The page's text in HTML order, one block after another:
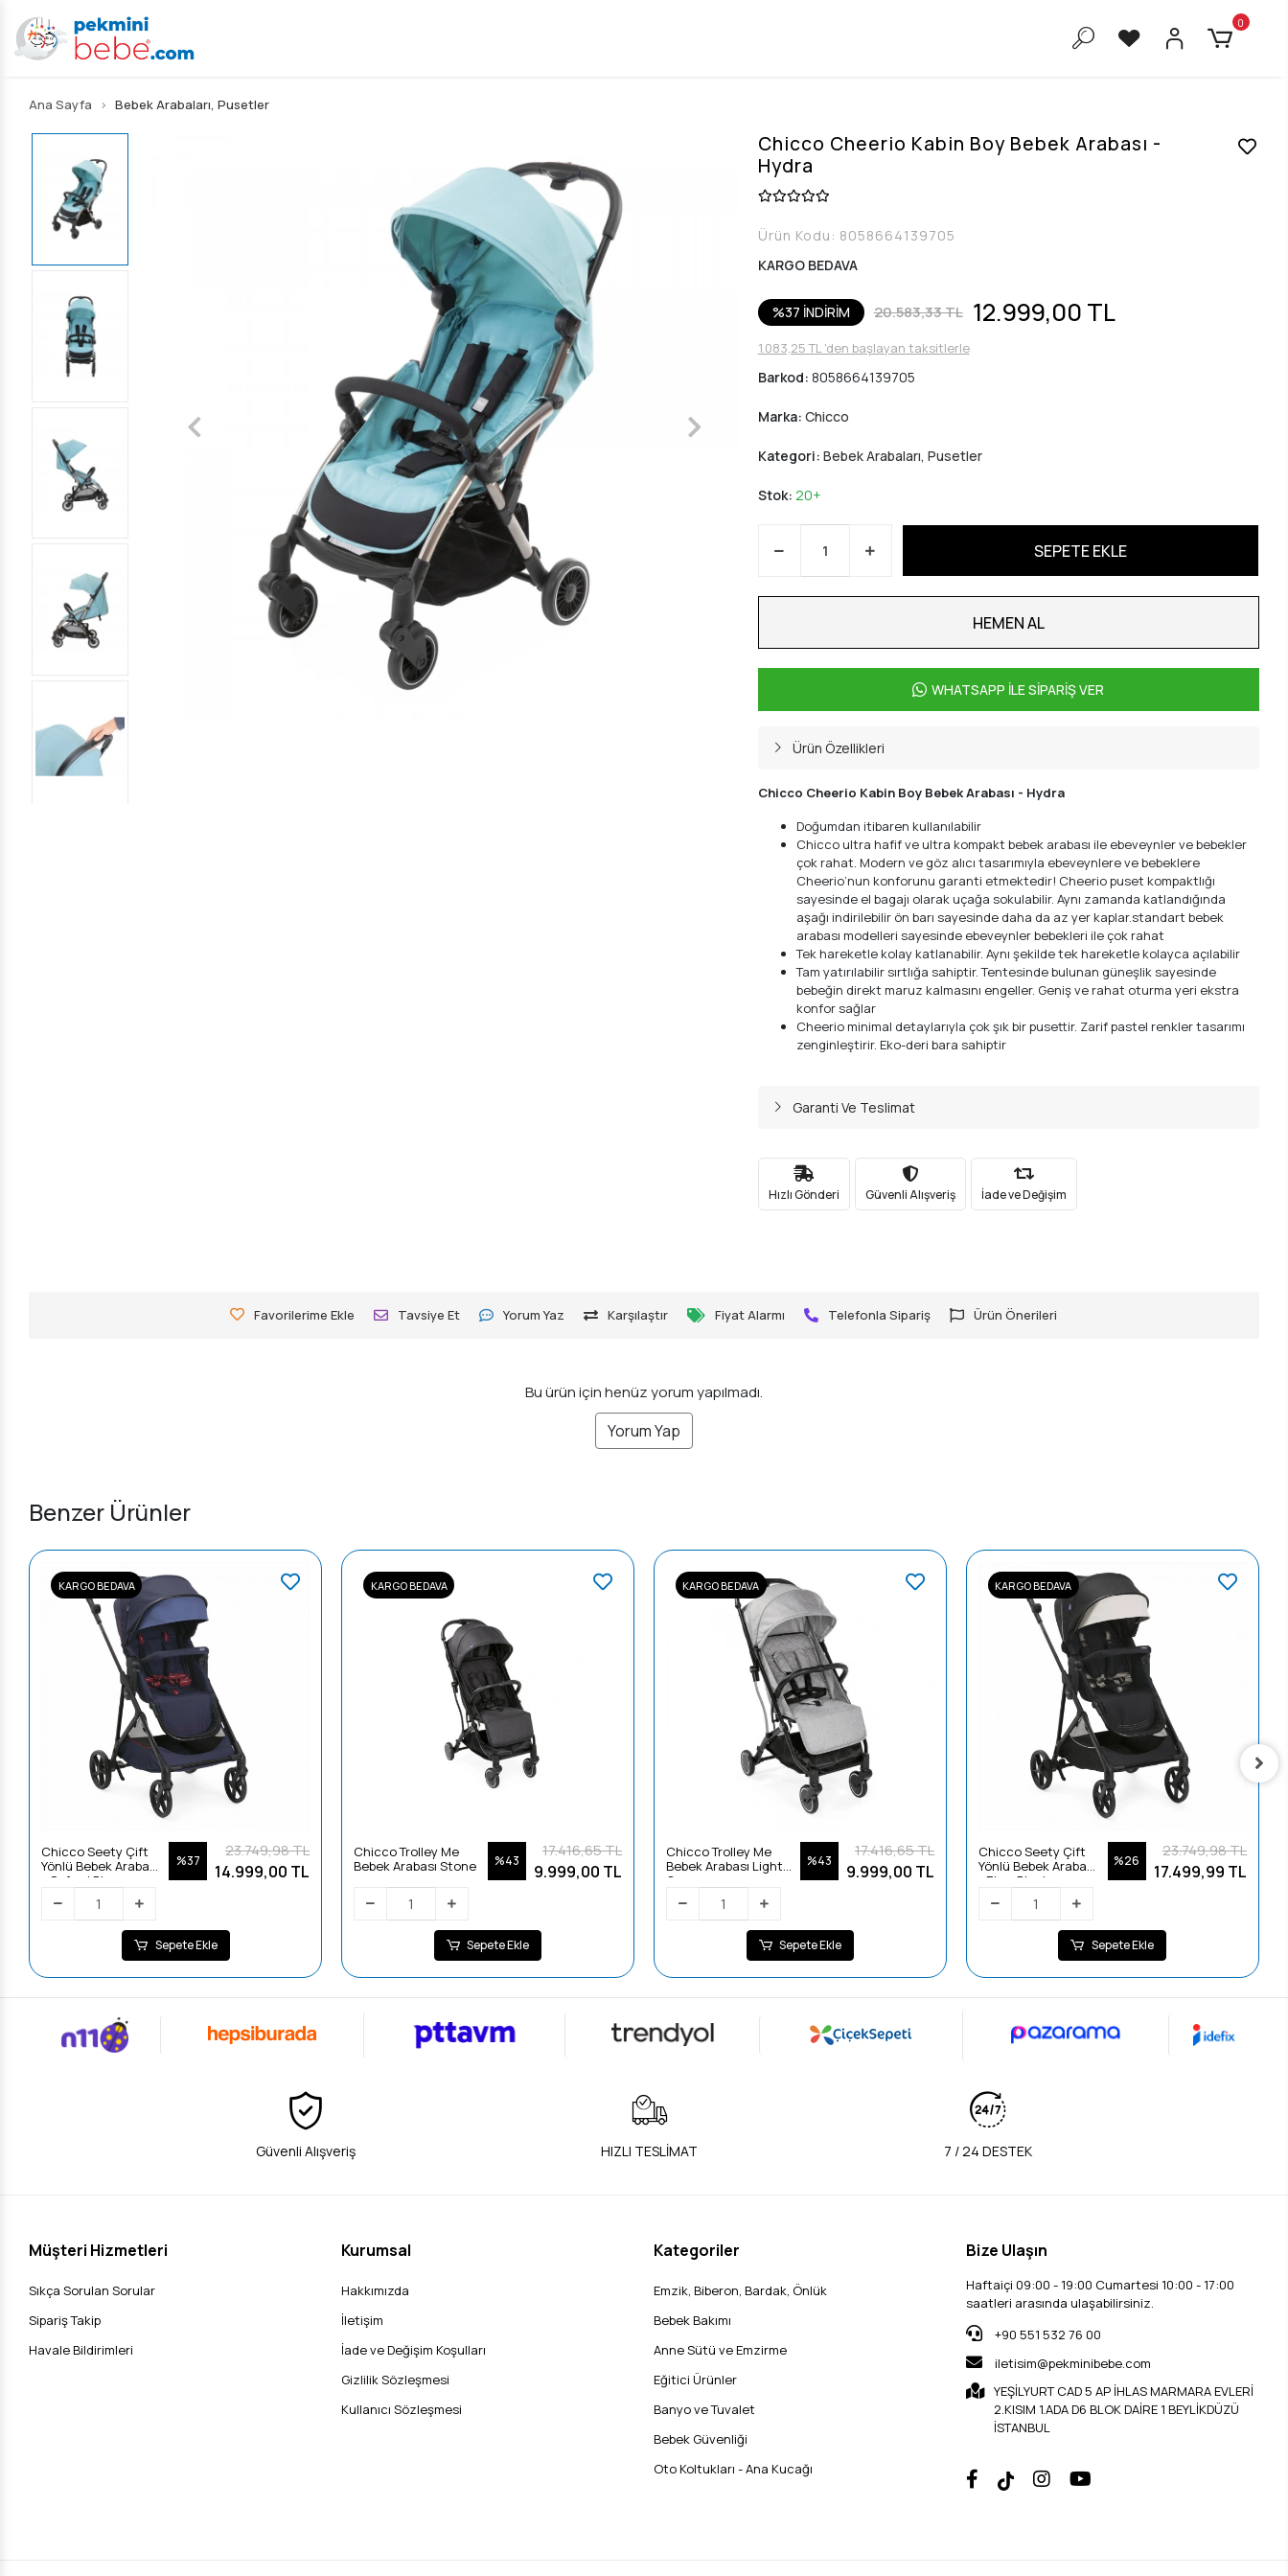
0
Ana Sayfa Bebek Arabaları, Pusetler
Chicco Cheerio Kabin Boy Bebek Arabası -
Hydra
Ürün Kodu: 8058664139705
KARGO BEDAVA
%37 İNDİRİM 20.583,33 TL 12.999,00 TL
1.083,25 TL 'den başlayan taksitlerle
Barkod: 8058664139705
Marka: Chicco
Kategori: Bebek Arabaları, Pusetler
Stok: 20+
SEPETE EKLE
HEMEN AL
WHATSAPP İLE SİPARİŞ VER
Ürün Özellikleri
Chicco Cheerio Kabin Boy Bebek Arabası - Hydra
Doğumdan itibaren kullanılabilir
Chicco ultra hafif ve ultra kompakt bebek arabası ile ebeveynler ve bebekler
çok rahat. Modern ve göz alıcı tasarımıyla ebeveynlere ve bebeklere
Cheerio’nun konforunu garanti etmektedir! Cheerio puset kompaktlığı
sayesinde el bagajı olarak uçağa sokulabilir. Aynı zamanda katlandığında
aşağı indirilebilir ön barı sayesinde daha da az yer kaplar.standart bebek
arabası modelleri sayesinde ebeveynler bebekleri ile çok rahat
Tek hareketle kolay katlanabilir. Aynı şekilde tek hareketle kolayca açılabilir
Tam yatırılabilir sırtlığa sahiptir. Tentesinde bulunan güneşlik sayesinde
bebeğin direkt maruz kalmasını engeller. Geniş ve rahat oturma yeri ekstra
konfor sağlar
Cheerio minimal detaylarıyla çok şık bir pusettir. Zarif pastel renkler tasarımı
zenginleştirir. Eko-deri bara sahiptir
Garanti Ve Teslimat
Hızlı Gönderi Güvenli Alışveriş İade ve Değişim
Favorilerime Ekle Tavsiye Et Yorum Yaz Karşılaştır Fiyat Alarmı Telefonla Sipariş Ürün Önerileri
Bu ürün için henüz yorum yapılmadı.
Yorum Yap
Benzer Ürünler
KARGO BEDAVA
Chicco Seety Çift
Yönlü Bebek Arabası
- Oxford Blue
%37
23.749,98 TL
14.999,00 TL
Sepete Ekle
KARGO BEDAVA
Chicco Trolley Me
Bebek Arabası Stone
%43
17.416,65 TL
9.999,00 TL
Sepete Ekle
KARGO BEDAVA
Chicco Trolley Me
Bebek Arabası Light
Grey
%43
17.416,65 TL
9.999,00 TL
Sepete Ekle
KARGO BEDAVA
Chicco Seety Çift
Yönlü Bebek Arabası
- Etna Black
%26
23.749,98 TL
17.499,99 TL
Sepete Ekle
Güvenli Alışveriş HIZLI TESLİMAT 7 / 24 DESTEK
Müşteri Hizmetleri
Sıkça Sorulan Sorular
Sipariş Takip
Havale Bildirimleri
Kurumsal
Hakkımızda
İletişim
İade ve Değişim Koşulları
Gizlilik Sözleşmesi
Kullanıcı Sözleşmesi
Kategoriler
Emzik, Biberon, Bardak, Önlük
Bebek Bakımı
Anne Sütü ve Emzirme
Eğitici Ürünler
Banyo ve Tuvalet
Bebek Güvenliği
Oto Koltukları - Ana Kucağı
Bize Ulaşın
Haftaiçi 09:00 - 19:00 Cumartesi 10:00 - 17:00
saatleri arasında ulaşabilirsiniz.
+90 551 532 76 00
iletisim@pekminibebe.com
YEŞİLYURT CAD 5 AP İHLAS MARMARA EVLERİ
2.KISIM 1.ADA D6 BLOK DAİRE 1 BEYLİKDÜZÜ
İSTANBUL